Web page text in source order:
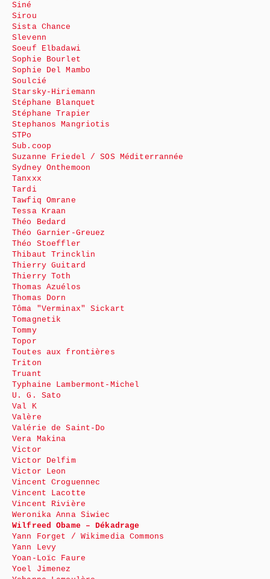
Siné
Sirou
Sista Chance
Slevenn
Soeuf Elbadawi
Sophie Bourlet
Sophie Del Mambo
Soulcié
Starsky-Hiriemann
Stéphane Blanquet
Stéphane Trapier
Stephanos Mangriotis
STPo
Sub.coop
Suzanne Friedel / SOS Méditerrannée
Sydney Onthemoon
Tanxxx
Tardi
Tawfiq Omrane
Tessa Kraan
Théo Bedard
Théo Garnier-Greuez
Théo Stoeffler
Thibaut Trincklin
Thierry Guitard
Thierry Toth
Thomas Azuélos
Thomas Dorn
Tôma "Verminax" Sickart
Tomagnetik
Tommy
Topor
Toutes aux frontières
Triton
Truant
Typhaine Lambermont-Michel
U. G. Sato
Val K
Valère
Valérie de Saint-Do
Vera Makina
Victor
Victor Delfim
Victor Leon
Vincent Croguennec
Vincent Lacotte
Vincent Rivière
Weronika Anna Siwiec
Wilfreed Obame – Dékadrage
Yann Forget / Wikimedia Commons
Yann Levy
Yoan-Loïc Faure
Yoel Jimenez